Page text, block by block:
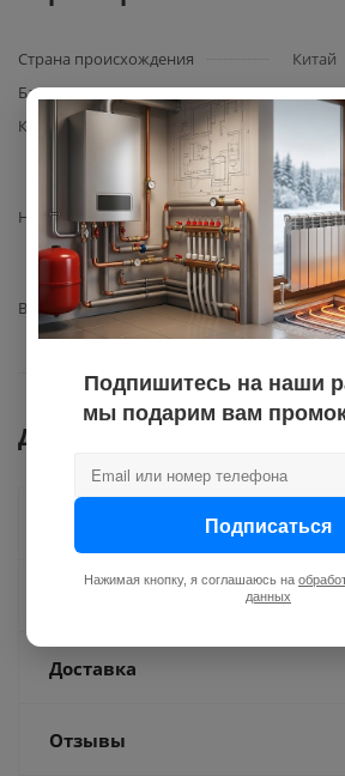
Страна происхождения
Китай
Базовая единица
шт
Комплектация
Назначение
Вид запчасти
Документы
Доставка
Отзывы
Подпишитесь на наши
мы подарим вам
Подписаться
Нажимая кнопку, я соглашаюсь на
данных